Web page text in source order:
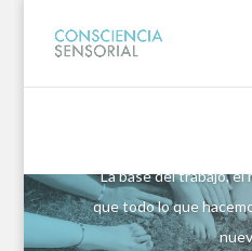
“La base del trabajo,
que todo lo que